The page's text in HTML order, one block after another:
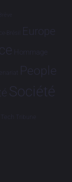
Brève
Brésil Europe
Hommage
People
Société
Tech Tribune